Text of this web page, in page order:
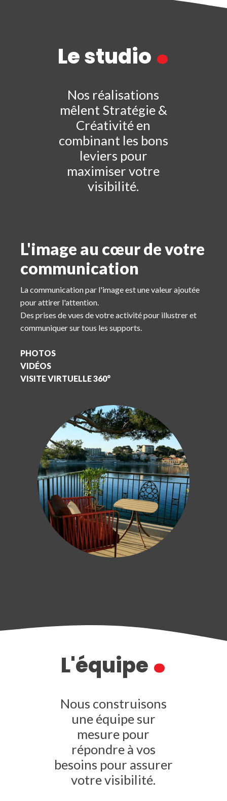
Le studio .
Nos réalisations
mêlent Stratégie &
Créativité en
combinant les bons
leviers pour
maximiser votre
visibilité.
L'image au cœur de votre
communication
La communication par l'image est une valeur ajoutée
pour attirer l'attention.
Des prises de vues de votre activité pour illustrer et
communiquer sur tous les supports.
PHOTOS
VIDÉOS
VISITE VIRTUELLE 360°
L'équipe .
Nous construisons
une équipe sur
mesure pour
répondre à vos
besoins pour assurer
votre visibilité.